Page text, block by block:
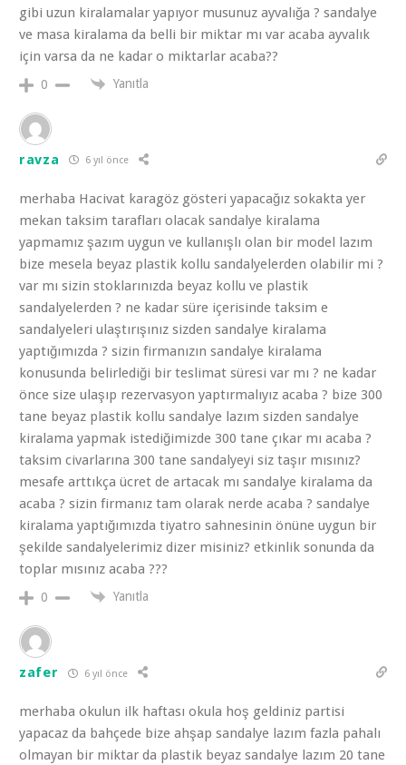
gibi uzun kiralamalar yapıyor musunuz ayvalığa ? sandalye
ve masa kiralama da belli bir miktar mı var acaba ayvalık
için varsa da ne kadar o miktarlar acaba??
0 Yanıtla
ravza 6 yıl önce
merhaba Hacivat karagöz gösteri yapacağız sokakta yer
mekan taksim tarafları olacak sandalye kiralama
yapmamız şazım uygun ve kullanışlı olan bir model lazım
bize mesela beyaz plastik kollu sandalyelerden olabilir mi ?
var mı sizin stoklarınızda beyaz kollu ve plastik
sandalyelerden ? ne kadar süre içerisinde taksim e
sandalyeleri ulaştırışınız sizden sandalye kiralama
yaptığımızda ? sizin firmanızın sandalye kiralama
konusunda belirlediği bir teslimat süresi var mı ? ne kadar
önce size ulaşıp rezervasyon yaptırmalıyız acaba ? bize 300
tane beyaz plastik kollu sandalye lazım sizden sandalye
kiralama yapmak istediğimizde 300 tane çıkar mı acaba ?
taksim civarlarına 300 tane sandalyeyi siz taşır mısınız?
mesafe arttıkça ücret de artacak mı sandalye kiralama da
acaba ? sizin firmanız tam olarak nerde acaba ? sandalye
kiralama yaptığımızda tiyatro sahnesinin önüne uygun bir
şekilde sandalyelerimiz dizer misiniz? etkinlik sonunda da
toplar mısınız acaba ???
0 Yanıtla
zafer 6 yıl önce
merhaba okulun ilk haftası okula hoş geldiniz partisi
yapacaz da bahçede bize ahşap sandalye lazım fazla pahalı
olmayan bir miktar da plastik beyaz sandalye lazım 20 tane